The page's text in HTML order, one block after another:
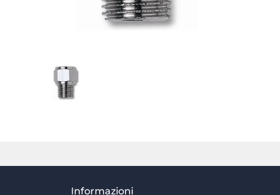
Informazioni